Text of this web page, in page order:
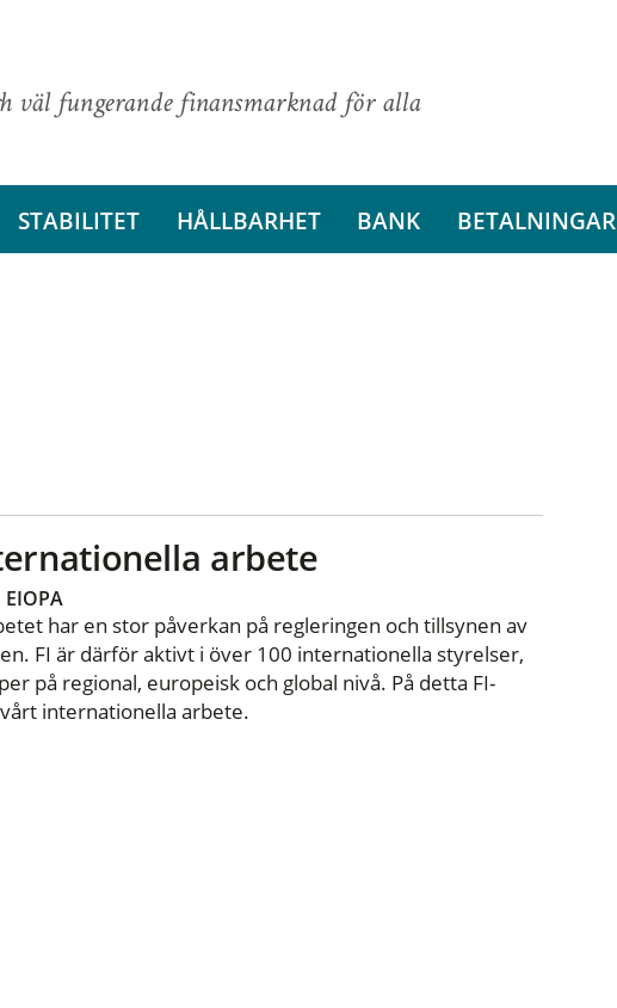
väl fungerande finansmarknad för alla
STABILITET HÅLLBARHET BANK BETALNINGAR
arbete
EIOPA
har en stor påverkan på regleringen och tillsynen av
FI är därför aktivt i över 100 internationella styrelser,
på regional, europeisk och global nivå. På detta FI-
internationella arbete.